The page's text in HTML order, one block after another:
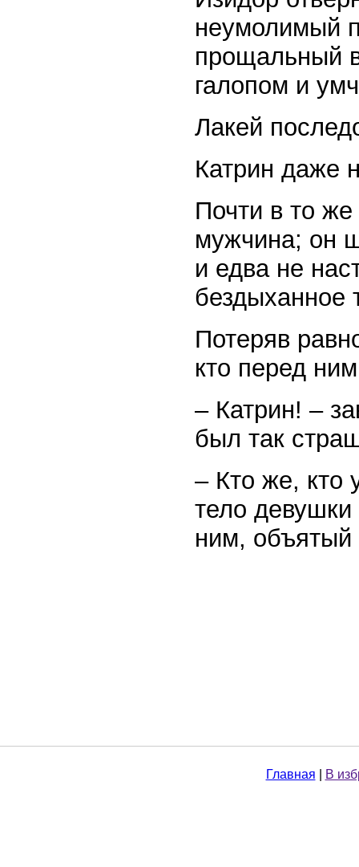
неумолимый
прощальный
галопом и
Лакей
Катрин даже
Почти в то же
мужчина; он
и едва не
бездыханное
Потеряв
кто перед
– Катрин! –
был так
– Кто же, кто
тело
ним,
Главная В